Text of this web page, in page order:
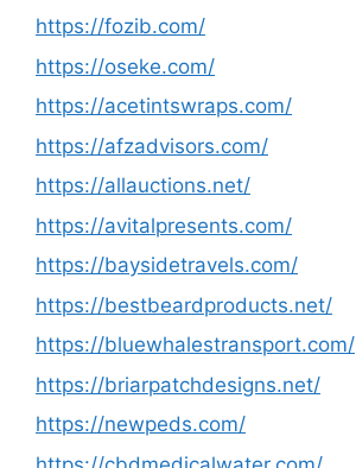
https://fozib.com/
https://oseke.com/
https://acetintswraps.com/
https://afzadvisors.com/
https://allauctions.net/
https://avitalpresents.com/
https://baysidetravels.com/
https://bestbeardproducts.net/
https://bluewhalestransport.com/
https://briarpatchdesigns.net/
https://newpeds.com/